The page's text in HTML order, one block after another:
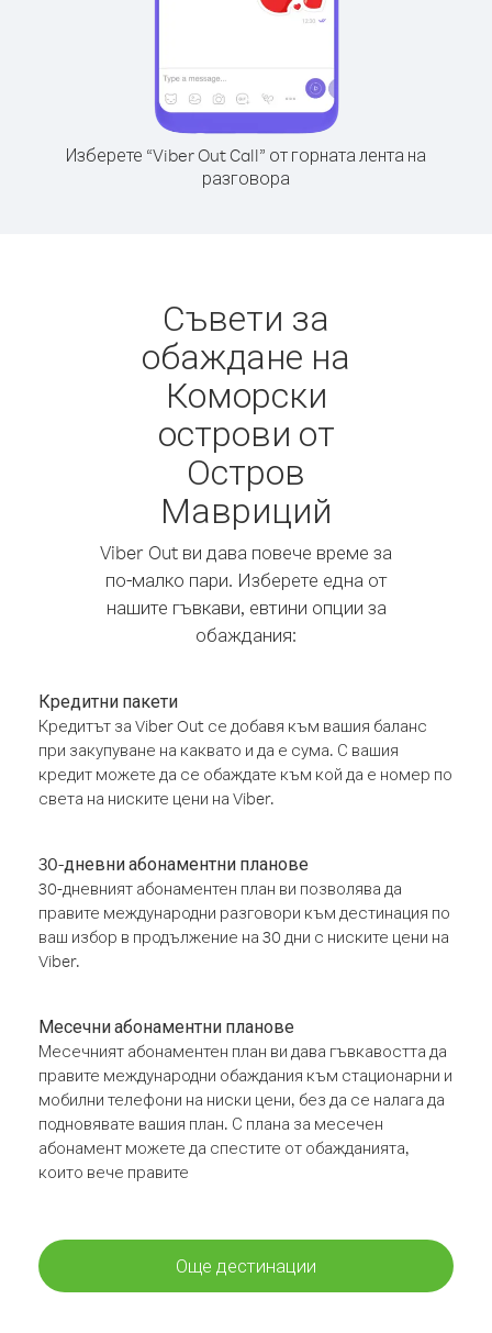
Изберете “Viber Out Call” от горната лента на
разговора
Съвети за
обаждане на
Коморски
острови от
Остров
Мавриций
Viber Out ви дава повече време за
по-малко пари. Изберете една от
нашите гъвкави, евтини опции за
обаждания:
Кредитни пакети
Кредитът за Viber Out се добавя към вашия баланс
при закупуване на каквато и да е сума. С вашия
кредит можете да се обаждате към кой да е номер по
света на ниските цени на Viber.
30-дневни абонаментни планове
30-дневният абонаментен план ви позволява да
правите международни разговори към дестинация по
ваш избор в продължение на 30 дни с ниските цени на
Viber.
Месечни абонаментни планове
Месечният абонаментен план ви дава гъвкавостта да
правите международни обаждания към стационарни и
мобилни телефони на ниски цени, без да се налага да
подновявате вашия план. С плана за месечен
абонамент можете да спестите от обажданията,
които вече правите
Още дестинации